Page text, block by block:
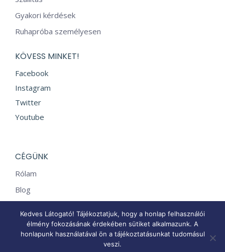
Gyakori kérdések
Ruhapróba személyesen
KÖVESS MINKET!
Facebook
Instagram
Twitter
Youtube
CÉGÜNK
Rólam
Blog
Kapcsolat
Kedves Látogató! Tájékoztatjuk, hogy a honlap felhasználói
élmény fokozásának érdekében sütiket alkalmazunk. A
honlapunk használatával ön a tájékoztatásunkat tudomásul
veszi.